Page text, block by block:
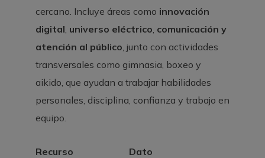
cercano. Incluye áreas como innovación
digital universo eléctrico comunicación y
atención al público , junto con actividades
transversales como gimnasia, boxeo y
aikido, que ayudan a trabajar habilidades
personales, disciplina, confianza y trabajo en
equipo.
Recurso
Dato